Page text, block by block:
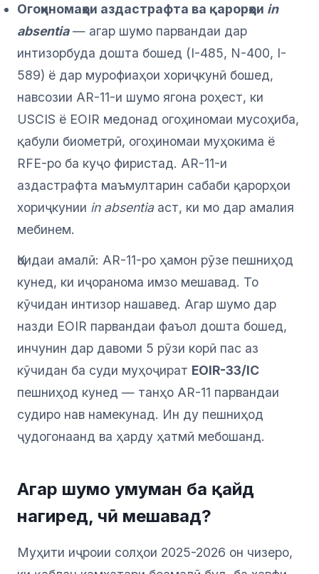
Огоҳиномаҳои аздастрафта ва қарорҳои in
absentia— агар шумо парвандаи дар
интизорбуда дошта бошед (I-485, N-400, I-
589) ё дар мурофиаҳои хориҷкунӣ бошед,
навсозии AR-11-и шумо ягона роҳест, ки
USCIS ё EOIR медонад огоҳиномаи мусоҳиба,
қабули биометрӣ, огоҳиномаи муҳокима ё
RFE-ро ба куҷо фиристад. AR-11-и
аздастрафта маъмултарин сабаби қарорҳои
хориҷкунии in absentiaаст, ки мо дар амалия
мебинем.
Қоидаи амалӣ: AR-11-ро ҳамон рӯзе пешниҳод
кунед, ки иҷоранома имзо мешавад. То
кӯчидан интизор нашавед. Агар шумо дар
назди EOIR парвандаи фаъол дошта бошед,
инчунин дар давоми 5 рӯзи корӣ пас аз
кӯчидан ба суди муҳоҷират EOIR-33/IC
пешниҳод кунед — танҳо AR-11 парвандаи
судиро нав намекунад. Ин ду пешниҳод
ҷудогонаанд ва ҳарду ҳатмӣ мебошанд.
Агар шумо умуман ба қайд
нагиред, чӣ мешавад?
Муҳити иҷроии солҳои 2025-2026 он чизеро,